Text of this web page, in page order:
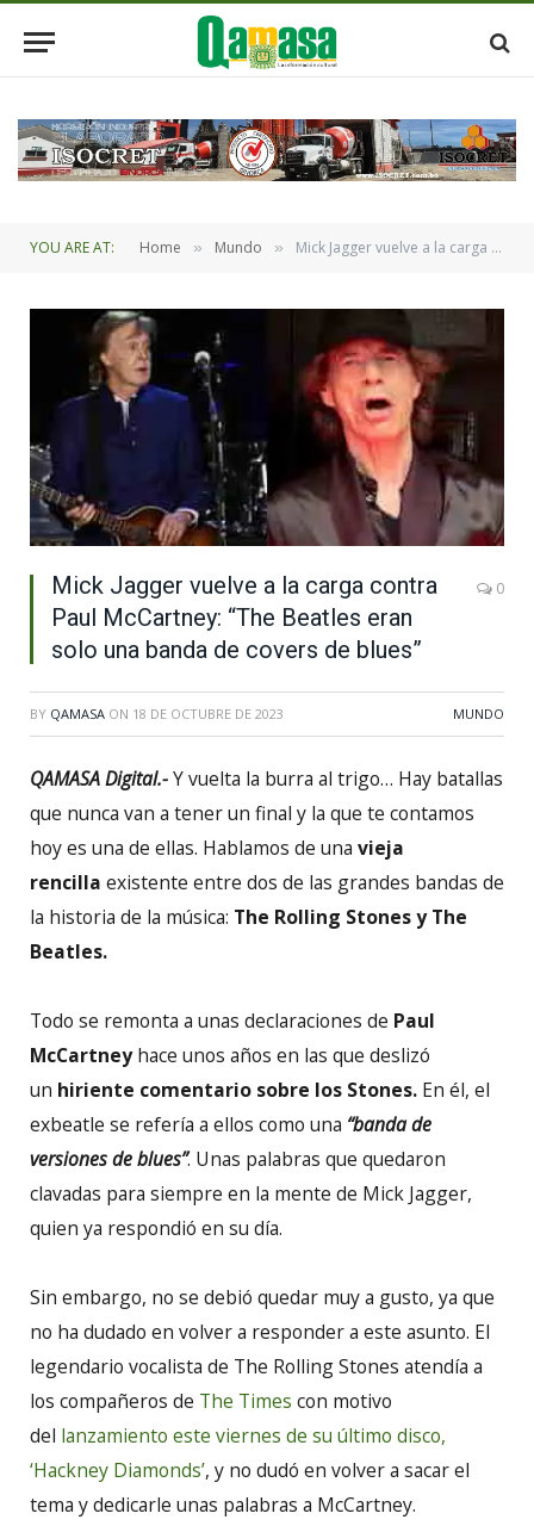
YOU ARE AT: Home » Mundo » Mick Jagger vuelve a la carga contra Paul McCartney: “The Beatles eran solo una banda de covers de blues”
Mick Jagger vuelve a la carga contra
Paul McCartney: “The Beatles eran
solo una banda de covers de blues”
0
BY QAMASA ON 18 DE OCTUBRE DE 2023 MUNDO
QAMASA Digital.-Y vuelta la burra al trigo… Hay batallas
que nunca van a tener un final y la que te contamos
hoy es una de ellas. Hablamos de una vieja
rencilla existente entre dos de las grandes bandas de
la historia de la música: The Rolling Stones y The
Beatles.
Todo se remonta a unas declaraciones de Paul
McCartneyhace unos años en las que deslizó
un hiriente comentario sobre los Stones. En él, el
exbeatle se refería a ellos como una “banda de
versiones de blues”. Unas palabras que quedaron
clavadas para siempre en la mente de Mick Jagger,
quien ya respondió en su día.
Sin embargo, no se debió quedar muy a gusto, ya que
no ha dudado en volver a responder a este asunto. El
legendario vocalista de The Rolling Stones atendía a
los compañeros de The Times con motivo
del lanzamiento este viernes de su último disco,
‘Hackney Diamonds’, y no dudó en volver a sacar el
tema y dedicarle unas palabras a McCartney.